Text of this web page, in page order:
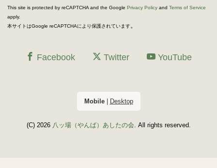
This site is protected by reCAPTCHA and the Google Privacy Policy and Terms of Service
apply.
本サイトはGoogle reCAPTCHAにより保護されています。
Facebook Twitter YouTube
Mobile| Desktop
(C) 2026 八ッ場（やんば）あしたの会. All rights reserved.